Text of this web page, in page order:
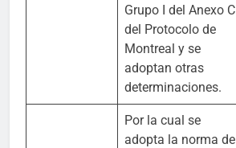
Grupo I del Anexo C
del Protocolo de
Montreal y se
adoptan otras
determinaciones.
Por la cual se
adopta la norma de